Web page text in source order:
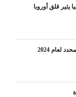
يثير قلق أوروبا
لعام 2024